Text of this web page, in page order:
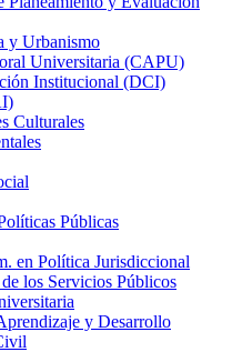
y Urbanismo
Universitaria (CAPU)
Institucional (DCI)
Culturales
Públicas
en Política Jurisdiccional
los Servicios Públicos
y Desarrollo